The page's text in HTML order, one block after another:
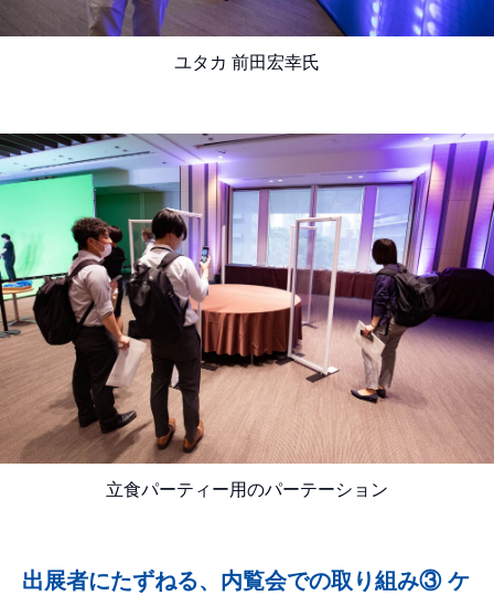
ユタカ 前田宏幸氏
立食パーティー用のパーテーション
出展者にたずねる、内覧会での取り組み③ ケ